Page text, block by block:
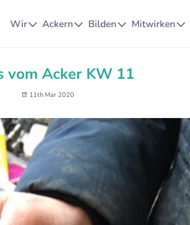
Wir Ackern Bilden Mitwirken
vom Acker KW 11
11th Mar 2020